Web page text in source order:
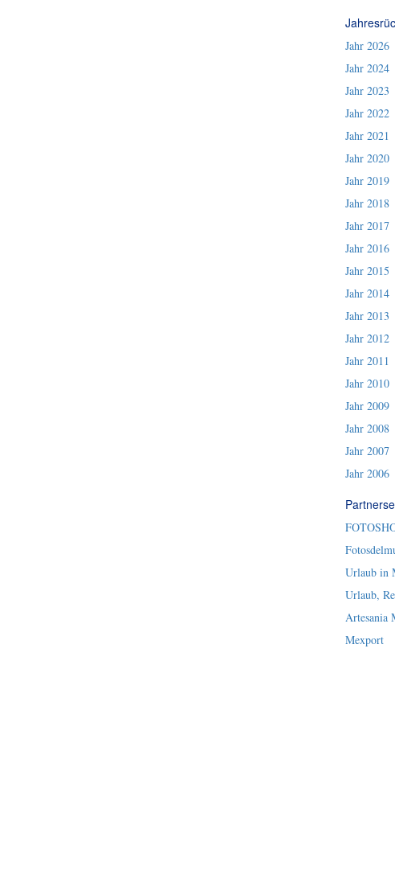
Jahr 2026
Jahr 2024
Jahr 2023
Jahr 2022
Jahr 2021
Jahr 2020
Jahr 2019
Jahr 2018
Jahr 2017
Jahr 2016
Jahr 2015
Jahr 2014
Jahr 2013
Jahr 2012
Jahr 2011
Jahr 2010
Jahr 2009
Jahr 2008
Jahr 2007
Jahr 2006
Urlaub in
Urlaub,
Artesania
Mexport